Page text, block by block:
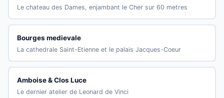
Le chateau des Dames, enjambant le Cher sur 60 metres
Bourges medievale
La cathedrale Saint-Etienne et le palais Jacques-Coeur
Amboise & Clos Luce
Le dernier atelier de Leonard de Vinci